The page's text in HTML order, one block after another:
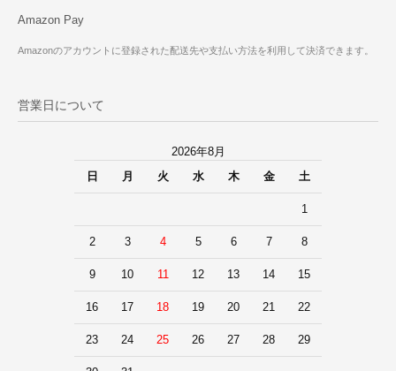
Amazon Pay
Amazonのアカウントに登録された配送先や支払い方法を利用して決済できます。
営業日について
2026年8月
日
月 火 水 木 金 土
1
2 3 4 5 6 7 8
9 10 11 12 13 14 15
16 17 18 19 20 21 22
23 24 25 26 27 28 29